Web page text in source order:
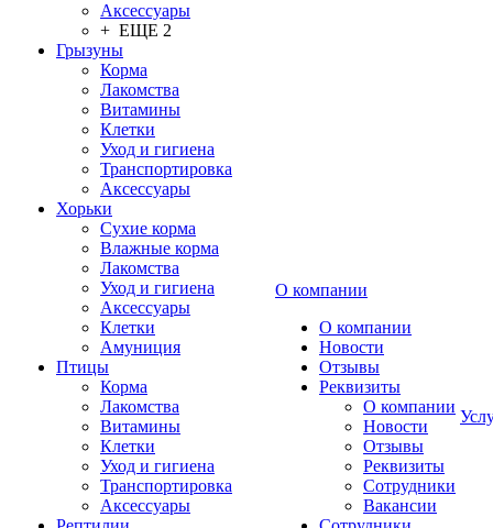
Аксессуары
+ ЕЩЕ 2
Грызуны
Корма
Лакомства
Витамины
Клетки
Уход и гигиена
Транспортировка
Аксессуары
Хорьки
Сухие корма
Влажные корма
Лакомства
Уход и гигиена
Аксессуары
Клетки
Амуниция
Птицы
Корма
Лакомства
Витамины
Клетки
Уход и гигиена
Транспортировка
Аксессуары
О компании
О компании
Новости
Отзывы
Реквизиты
О компании
Новости
Отзывы
Реквизиты
Сотрудники
Вакансии